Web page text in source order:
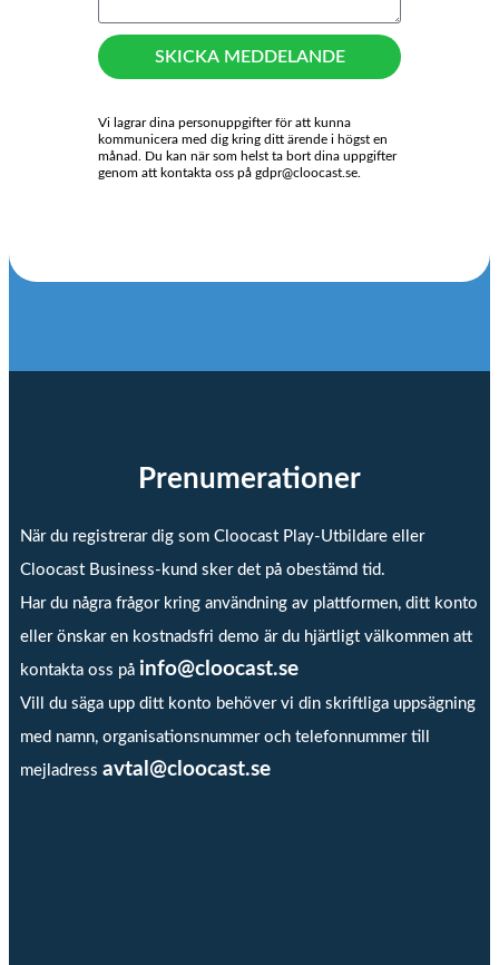
SKICKA MEDDELANDE
Vi lagrar dina personuppgifter för att kunna
kommunicera med dig kring ditt ärende i högst en
månad. Du kan när som helst ta bort dina uppgifter
genom att kontakta oss på gdpr@cloocast.se.
Prenumerationer
När du registrerar dig som Cloocast Play-Utbildare eller
Cloocast Business-kund sker det på obestämd tid.
Har du några frågor kring användning av plattformen, ditt konto
eller önskar en kostnadsfri demo är du hjärtligt välkommen att
kontakta oss på info@cloocast.se
Vill du säga upp ditt konto behöver vi din skriftliga uppsägning
med namn, organisationsnummer och telefonnummer till
mejladress avtal@cloocast.se